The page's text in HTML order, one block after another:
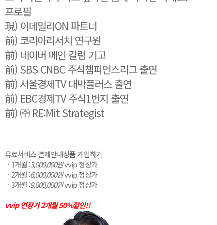
프로필
現) 이데일리ON 파트너
前) 코리아리서치 연구원
前) 네이버 메인 칼럼 기고
前) SBS CNBC 주식챔피언스리그 출연
前) 서울경제TV 대박플러스 출연
前) EBC경제TV 주식1번지 출연
前) ㈜ RE:Mit Strategist
유료서비스 결제안내상품 가입하기
ㆍ1개월 :3,000,000원vvip 정상가
ㆍ2개월 :6,000,000원vvip 정상가
ㆍ3개월 :9,000,000원vvip 정상가
vvip 연장가 2개월 50%할인!!